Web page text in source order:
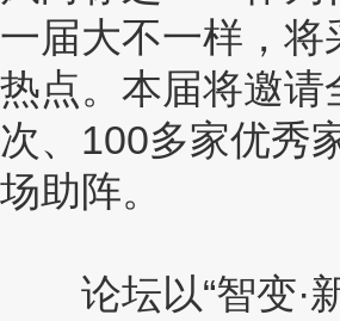
一届大不一样，
热点。本届将邀
次、100多家优秀
场助阵。
论坛以“智变·新